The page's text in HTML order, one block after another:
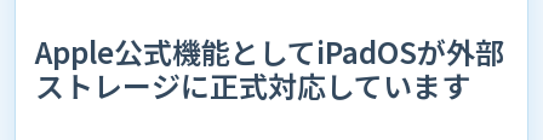
Apple公式機能としてiPadOSが外部
ストレージに正式対応しています